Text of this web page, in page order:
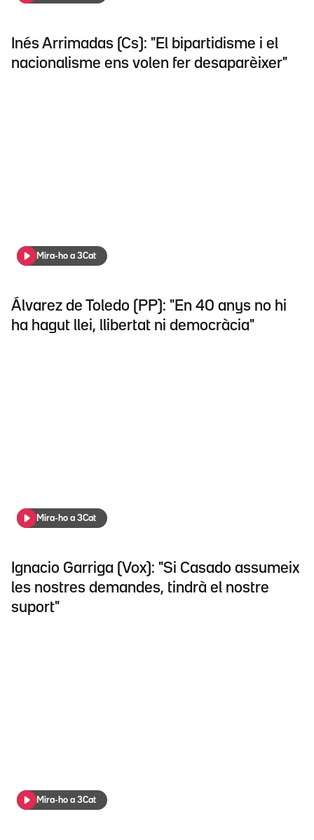
Inés Arrimadas (Cs): "El bipartidisme i el
nacionalisme ens volen fer desaparèixer"
Mira-ho a 3Cat
Álvarez de Toledo (PP): "En 40 anys no hi
ha hagut llei, llibertat ni democràcia"
Mira-ho a 3Cat
Ignacio Garriga (Vox): "Si Casado assumeix
les nostres demandes, tindrà el nostre
suport"
Mira-ho a 3Cat